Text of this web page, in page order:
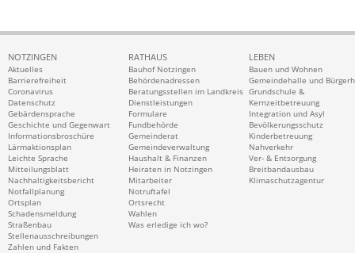
NOTZINGEN
Aktuelles
Barrierefreiheit
Coronavirus
Datenschutz
Gebärdensprache
Geschichte und Gegenwart
Informationsbroschüre
Lärmaktionsplan
Leichte Sprache
Mitteilungsblatt
Nachhaltigkeitsbericht
Notfallplanung
Ortsplan
Schadensmeldung
Straßenbau
Stellenausschreibungen
Zahlen und Fakten
RATHAUS
Bauhof Notzingen
Behördenadressen
Beratungsstellen im Landkreis
Dienstleistungen
Formulare
Fundbehörde
Gemeinderat
Gemeindeverwaltung
Haushalt & Finanzen
Heiraten in Notzingen
Mitarbeiter
Notruftafel
Ortsrecht
Wahlen
Was erledige ich wo?
LEBEN
Bauen und Wohnen
Gemeindehalle und
Grundschule &
Kernzeitbetreuung
Integration und Asyl
Bevölkerungsschutz
Kinderbetreuung
Nahverkehr
Ver- & Entsorgung
Breitbandausbau
Klimaschutzagentur